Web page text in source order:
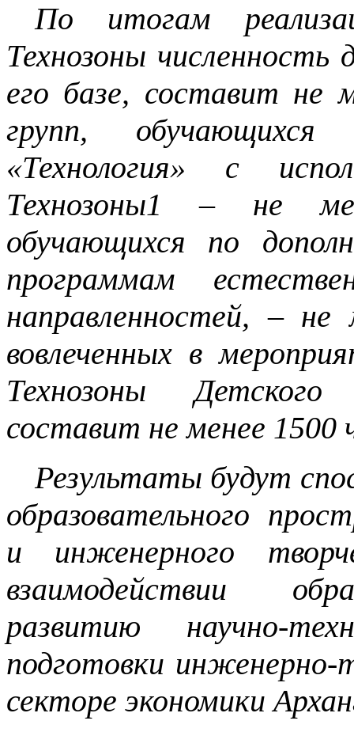
По итогам
Технозоны
его базе, составит не
групп,
«Технология» с
Технозоны1 – не
обучающихся по
программам
направленностей, –
вовлеченных в
Технозоны Детского
составит не менее 1500
Результаты будут
образовательного
и инженерного
взаимодействии
развитию научно-
подготовки инженерно-
секторе экономики